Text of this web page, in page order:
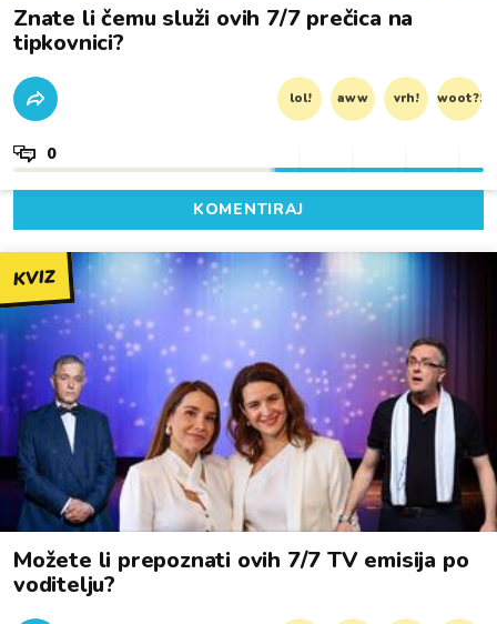
Znate li čemu služi ovih 7/7 prečica na
tipkovnici?
lol! aww vrh! woot?!
0
KOMENTIRAJ
KVIZ
Možete li prepoznati ovih 7/7 TV emisija po
voditelju?